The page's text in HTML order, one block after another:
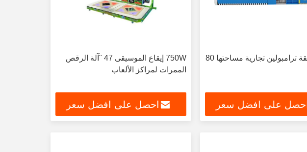
صانع حديقة ترامبولين تجارية مساحتها 80
احصل على افضل سعر
750W إيقاع الموسيقى 47 "آلة الرقص
الممرات لمراكز الألعاب
احصل على افضل سعر